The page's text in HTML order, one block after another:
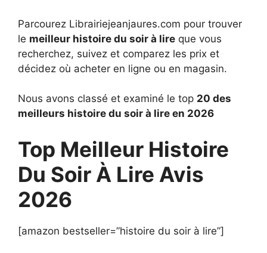
Parcourez Librairiejeanjaures.com pour trouver
le meilleur histoire du soir à lire que vous
recherchez, suivez et comparez les prix et
décidez où acheter en ligne ou en magasin.
Nous avons classé et examiné le top 20 des
meilleurs histoire du soir à lire en 2026
Top Meilleur Histoire
Du Soir À Lire Avis
2026
[amazon bestseller=”histoire du soir à lire”]